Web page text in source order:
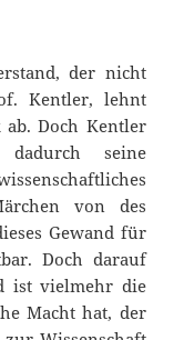
der nicht
Kentler, lehnt
ab. Doch Kentler
seine
von des
Gewand für
Doch darauf
ist vielmehr die
Macht hat, der